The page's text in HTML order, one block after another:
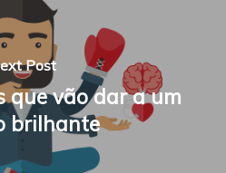
Post
que vão dar a um
brilhante